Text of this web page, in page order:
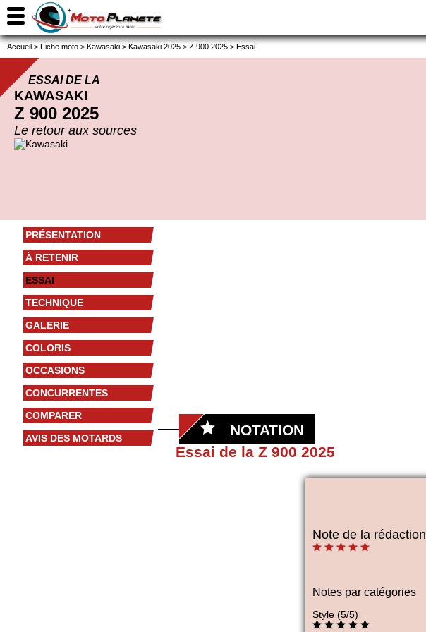
Accueil > Fiche moto > Kawasaki > Kawasaki 2025 > Z 900 2025 > Essai
ESSAI DE LA
KAWASAKI
Z 900 2025
Le retour aux sources
PRÉSENTATION
À RETENIR
ESSAI
TECHNIQUE
GALERIE
COLORIS
OCCASIONS
CONCURRENTES
COMPARER
AVIS DES MOTARDS
NOTATION
Essai de la Z 900 2025
Note de la rédaction
Notes par catégories
Style (5/5)